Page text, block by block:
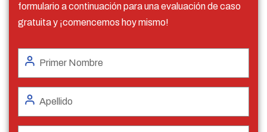
formulario a continuación para una evaluación de caso
gratuita y ¡comencemos hoy mismo!